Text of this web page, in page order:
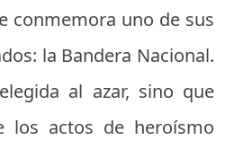
conmemora uno de sus
la Bandera Nacional.
al azar, sino que
los actos de heroísmo